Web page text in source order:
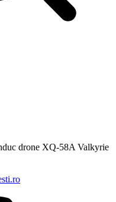
drone XQ-58A Valkyrie